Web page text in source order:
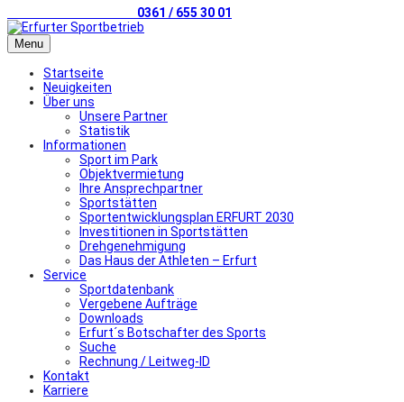
0361 / 655 30 01
Menu
Startseite
Neuigkeiten
Über uns
Unsere Partner
Statistik
Informationen
Sport im Park
Objektvermietung
Ihre Ansprechpartner
Sportstätten
Sportentwicklungsplan ERFURT 2030
Investitionen in Sportstätten
Drehgenehmigung
Das Haus der Athleten – Erfurt
Service
Sportdatenbank
Vergebene Aufträge
Downloads
Erfurt´s Botschafter des Sports
Suche
Rechnung / Leitweg-ID
Kontakt
Karriere